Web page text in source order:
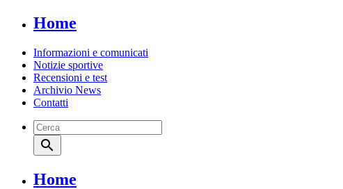
Home
Informazioni e comunicati
Notizie sportive
Recensioni e test
Archivio News
Contatti
search
Home